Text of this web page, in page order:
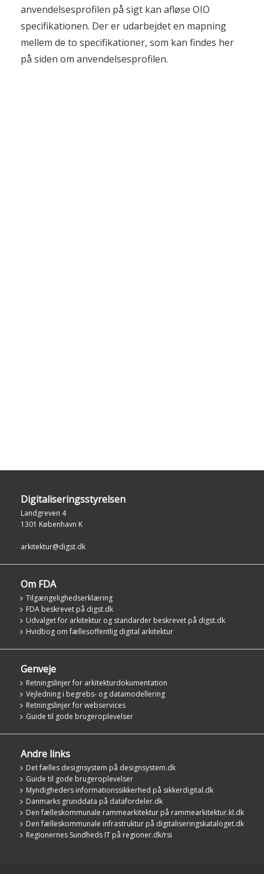
anvendelsesprofilen på sigt kan afløse OIO
specifikationen. Der er udarbejdet en mapning
mellem de to specifikationer, som kan findes her
på siden om anvendelsesprofilen.
Digitaliseringsstyrelsen
Landgreven 4
1301 København K
arkitektur@digst.dk
Om FDA
Tilgængelighedserklæring
FDA beskrevet på digst.dk
Udvalget for arkitektur og standarder beskrevet på digst.dk
Hvidbog om fællesoffentlig digital arkitektur
Genveje
Retningslinjer for arkitekturdokumentation
Vejledning i begrebs- og datamodellering
Retningslinjer for webservices
Guide til gode brugeroplevelser
Andre links
Det fælles designsystem på designsystem.dk
Guide til gode brugeroplevelser
Myndigheders informationssikkerhed på sikkerdigital.dk
Danmarks grunddata på datafordeler.dk
Den fælleskommunale rammearkitektur på rammearkitektur.kl.dk
Den fælleskommunale infrastruktur på digitaliseringskataloget.dk
Regionernes Sundheds IT på regioner.dk/rsi